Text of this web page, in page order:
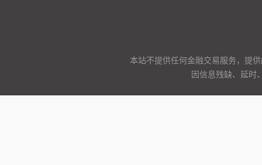
本站不提供任何金融交易服务，提
因信息残缺、延时